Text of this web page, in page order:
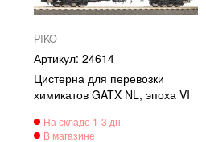
PIKO
24614
Цистерна для перевозки
химикатов GATX NL, эпоха VI